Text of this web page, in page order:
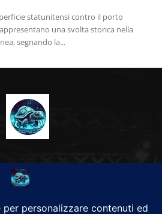
statunitensi contro il porto
una svolta storica nella
segnando la...
CHI SIAMO